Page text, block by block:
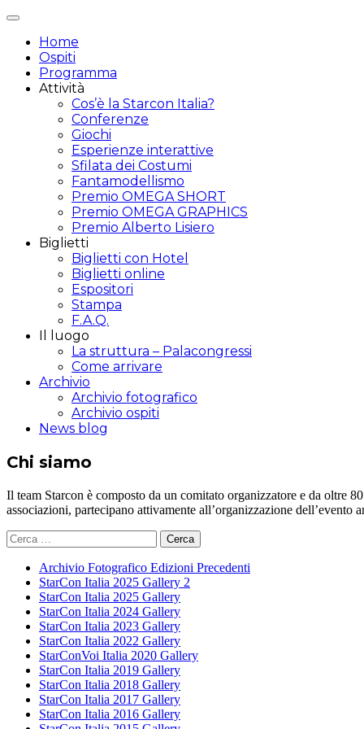
Attiva/disattiva
navigazione
Home
Ospiti
Programma
Attività
Cos’è la Starcon Italia?
Conferenze
Giochi
Esperienze interattive
Sfilata dei Costumi
Fantamodellismo
Premio OMEGA SHORT
Premio OMEGA GRAPHICS
Premio Alberto Lisiero
Biglietti
Biglietti con Hotel
Biglietti online
Espositori
Stampa
F.A.Q.
Il luogo
La struttura – Palacongressi
Come arrivare
Archivio
Archivio fotografico
Archivio ospiti
News blog
Chi siamo
Il team Starcon è composto da un comitato organizzatore e da oltre
associazioni, partecipano attivamente all’organizzazione
Ricerca
per:
Archivio Fotografico Edizioni Precedenti
StarCon Italia 2025 Gallery 2
StarCon Italia 2025 Gallery
StarCon Italia 2024 Gallery
StarCon Italia 2023 Gallery
StarCon Italia 2022 Gallery
StarConVoi Italia 2020 Gallery
StarCon Italia 2019 Gallery
StarCon Italia 2018 Gallery
StarCon Italia 2017 Gallery
StarCon Italia 2016 Gallery